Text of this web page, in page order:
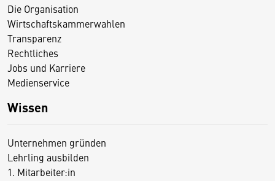
Die Organisation
Wirtschaftskammerwahlen
Transparenz
Rechtliches
Jobs und Karriere
Medienservice
Wissen
Unternehmen gründen
Lehrling ausbilden
1. Mitarbeiter:in